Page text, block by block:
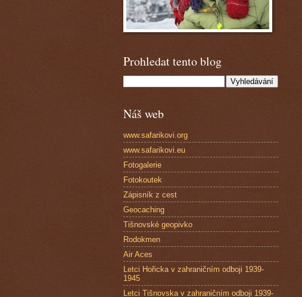
Prohledat tento blog
Náš web
www.safarikovi.org
www.safarikovi.eu
Fotogalerie
Fotokoutek
Zápisník z cest
Geocaching
Tišnovské geopivko
Rodokmen
Air Aces
Letci Hořicka v zahraničním odboji 1939-
1945
Letci Tišnovska v zahraničním odboji 1939-